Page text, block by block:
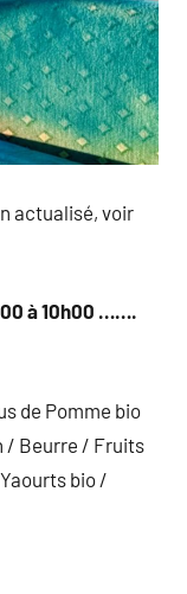
actualisé, voir
à 10h00 …….
de Pomme bio
/ Beurre / Fruits
bio /